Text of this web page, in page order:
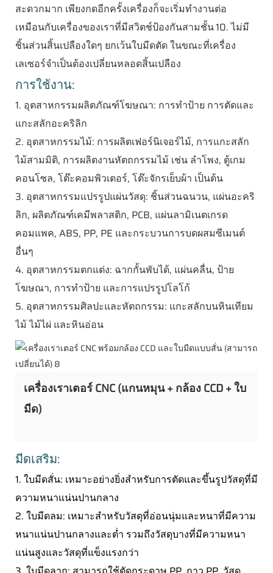
สะดวกมาก เพียงกดอีกครั้งเครื่องก็จะเริ่มทำงานต่อ
เหมือนกับเครื่องของเราที่มีสวิตช์ป้องกันสามชั้น10. ไม่มี
ชิ้นส่วนสิ้นเปลืองใดๆ ยกเว้นใบมีดตัด ในขณะที่เครื่อง
เลเซอร์จำเป็นต้องเปลี่ยนหลอดสิ้นเปลือง
การใช้งาน:
1. อุตสาหกรรมผลิตภัณฑ์โฆษณา: การทำป้าย การตัดและ
แกะสลักอะคริลิก
2. อุตสาหกรรมไม้: การผลิตเฟอร์นิเจอร์ไม้, การแกะสลัก
ไม้สามมิติ, การผลิตงานหัตถกรรมไม้ เช่น ลำโพง, ตู้เกม
คอนโซล, โต๊ะคอมพิวเตอร์, โต๊ะจักรเย็บผ้า เป็นต้น
3. อุตสาหกรรมแปรรูปแผ่นวัสดุ: ชิ้นส่วนฉนวน, แผ่นอะคริ
ลิก, ผลิตภัณฑ์เคมีพลาสติก, PCB, แผ่นลามิเนตเกรด
คอมแพค, ABS, PP, PE และกระบวนการบดผสมซีเมนต์
อื่นๆ
4. อุตสาหกรรมตกแต่ง: ฉากกั้นพับได้, แผ่นคลื่น, ป้าย
โฆษณา, การทำป้าย และการแปรรูปโลโก้
5. อุตสาหกรรมศิลปะและหัตถกรรม: แกะสลักบนหินเทียม
ไม้ ไม้ไผ่ และหินอ่อน
เครื่องเราเตอร์ CNC (แกนหมุน + กล้อง CCD + ใบ
มีด)
มีดเสริม:
1. ใบมีดสั่น: เหมาะอย่างยิ่งสำหรับการตัดและขึ้นรูปวัสดุที่มี
ความหนาแน่นปานกลาง
2. ใบมีดลม: เหมาะสำหรับวัสดุที่อ่อนนุ่มและหนาที่มีความ
หนาแน่นปานกลางและต่ำ รวมถึงวัสดุบางที่มีความหนา
แน่นสูงและวัสดุที่แข็งแรงกว่า